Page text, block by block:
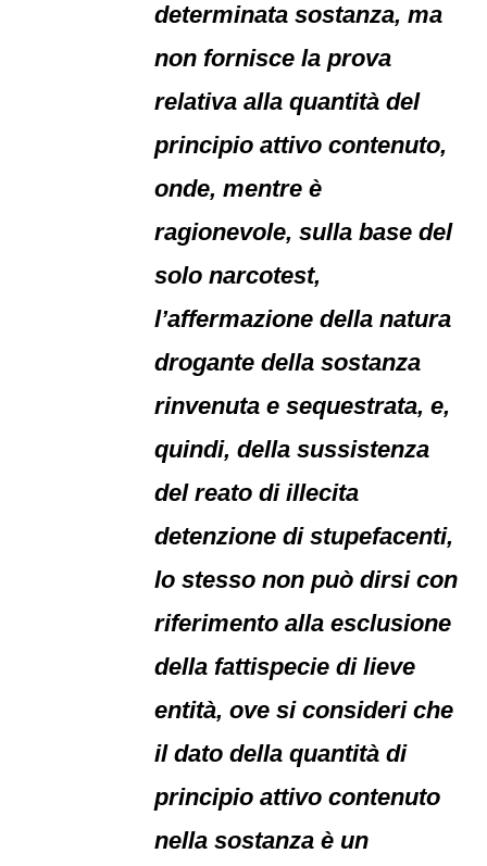
determinata sostanza, ma
non fornisce la prova
relativa alla quantità del
principio attivo contenuto,
onde, mentre è
ragionevole, sulla base del
solo narcotest,
l’affermazione della natura
drogante della sostanza
rinvenuta e sequestrata, e,
quindi, della sussistenza
del reato di illecita
detenzione di stupefacenti,
lo stesso non può dirsi con
riferimento alla esclusione
della fattispecie di lieve
entità, ove si consideri che
il dato della quantità di
principio attivo contenuto
nella sostanza è un